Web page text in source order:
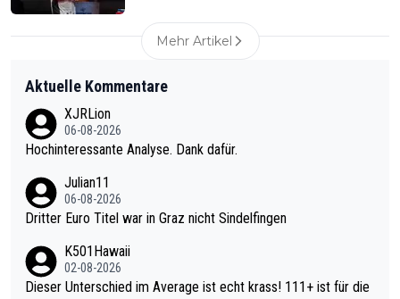
Mehr Artikel
Aktuelle Kommentare
XJRLion
06-08-2026
Hochinteressante Analyse. Dank dafür.
Julian11
06-08-2026
Dritter Euro Titel war in Graz nicht Sindelfingen
K501Hawaii
02-08-2026
Dieser Unterschied im Average ist echt krass! 111+ ist für die